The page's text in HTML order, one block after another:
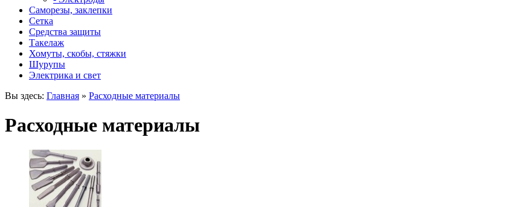
Саморезы, заклепки
Сетка
Средства защиты
Такелаж
Хомуты, скобы, стяжки
Шурупы
Электрика и свет
Вы здесь: Главная » Расходные материалы
Расходные материалы